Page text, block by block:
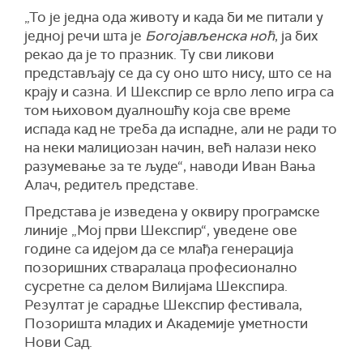
„То је једна ода животу и када би ме питали у
једној речи шта је Богојављенска ноћ, ја бих
рекао да је то празник. Ту сви ликови
представљају се да су оно што нису, што се на
крају и сазна. И Шекспир се врло лепо игра са
том њиховом дуалношћу која све време
испада кад не треба да испадне, али не ради то
на неки малициозан начин, већ налази неко
разумевање за те људе“, наводи Иван Вања
Алач, редитељ представе.
Представа је изведена у оквиру програмске
линије „Мој први Шекспир“, уведене ове
године са идејом да се млађа генерација
позоришних стваралаца професионално
сусретне са делом Вилијама Шекспира.
Резултат је сарадње Шекспир фестивала,
Позоришта младих и Академије уметности
Нови Сад.